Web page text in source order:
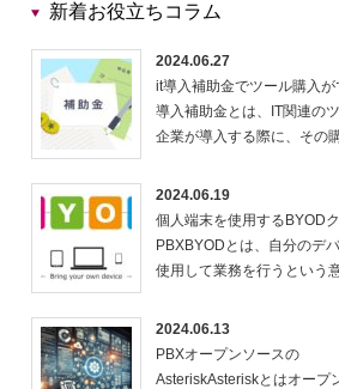
新着お役立ちコラム
2024.06.27
it導入補助金でツール購入が
導入補助金とは、IT関連の
企業が導入する際に、その
2024.06.19
個人端末を使用するBYOD
PBXBYODとは、自分のデ
使用して業務を行うという
2024.06.13
PBXオープンソースの
AsteriskAsteriskとはオープ